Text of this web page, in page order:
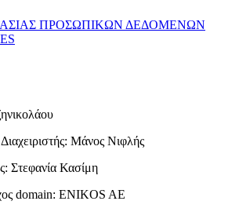
ΠΡΟΣΩΠΙΚΩΝ ΔΕΔΟΜΕΝΩΝ
Μάνος Νιφλής
Στεφανία Κασίμη
domain: ENIKOS AE